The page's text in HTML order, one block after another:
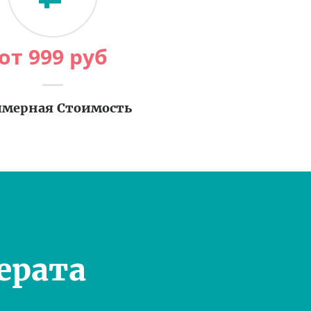
999 руб
Стоимость